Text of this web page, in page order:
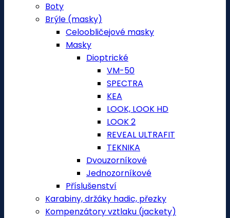
Boty
Brýle (masky)
Celoobličejové masky
Masky
Dioptrické
VM-50
SPECTRA
KEA
LOOK, LOOK HD
LOOK 2
REVEAL ULTRAFIT
TEKNIKA
Dvouzorníkové
Jednozorníkové
Příslušenství
Karabiny, držáky hadic, přezky
Kompenzátory vztlaku (jackety)